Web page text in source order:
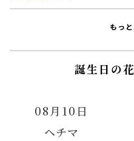
もっ
誕生日の
08月10日
ヘチマ